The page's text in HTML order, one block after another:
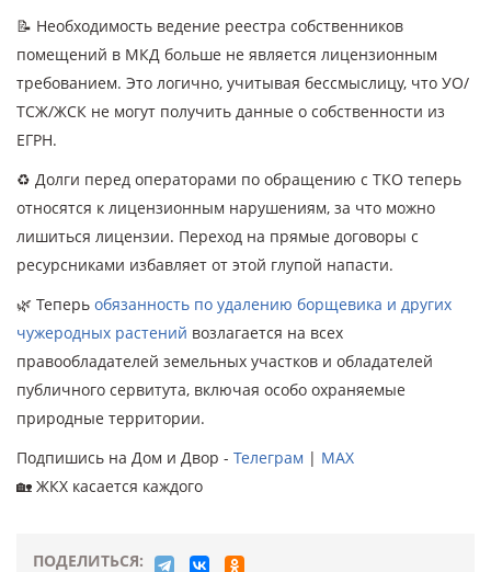
📝 Необходимость ведение реестра собственников
помещений в МКД больше не является лицензионным
требованием. Это логично, учитывая бессмыслицу, что УО/
ТСЖ/ЖСК не могут получить данные о собственности из
ЕГРН.
♻️ Долги перед операторами по обращению с ТКО теперь
относятся к лицензионным нарушениям, за что можно
лишиться лицензии. Переход на прямые договоры с
ресурсниками избавляет от этой глупой напасти.
🌿 Теперь обязанность по удалению борщевика и других
чужеродных растений возлагается на всех
правообладателей земельных участков и обладателей
публичного сервитута, включая особо охраняемые
природные территории.
Подпишись на Дом и Двор - Телеграм | MAX
🏡 ЖКХ касается каждого
ПОДЕЛИТЬСЯ: